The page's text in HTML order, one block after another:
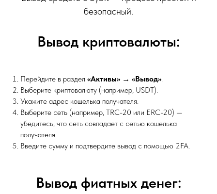
безопасный.
Вывод криптовалюты:
Перейдите в раздел «Активы» → «Вывод».
Выберите криптовалюту (например, USDT).
Укажите адрес кошелька получателя.
Выберите сеть (например, TRC-20 или ERC-20) —
убедитесь, что сеть совпадает с сетью кошелька
получателя.
Введите сумму и подтвердите вывод с помощью 2FA.
Вывод фиатных денег: